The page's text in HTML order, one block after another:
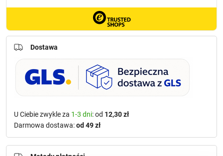
Dostawa
U Ciebie zwykle za 1-3 dni: od 12,30 zł
Darmowa dostawa:od 49 zł